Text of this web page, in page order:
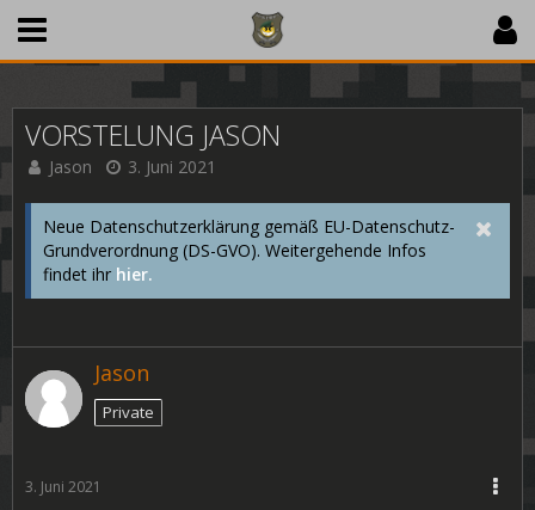
VORSTELUNG JASON
Jason 3. Juni 2021
Neue Datenschutzerklärung gemäß EU-Datenschutz-
Grundverordnung (DS-GVO). Weitergehende Infos
findet ihr hier.
Jason
Private
3. Juni 2021